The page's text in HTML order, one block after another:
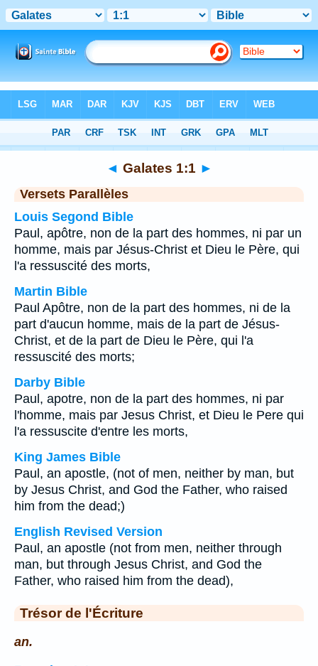
Chapitre 1> Verset 1
◄ Galates 1:1 ►
Versets Parallèles
Louis Segond Bible
Paul, apôtre, non de la part des hommes, ni par un
homme, mais par Jésus-Christ et Dieu le Père, qui
l'a ressuscité des morts,
Martin Bible
Paul Apôtre, non de la part des hommes, ni de la
part d'aucun homme, mais de la part de Jésus-
Christ, et de la part de Dieu le Père, qui l'a
ressuscité des morts;
Darby Bible
Paul, apotre, non de la part des hommes, ni par
l'homme, mais par Jesus Christ, et Dieu le Pere qui
l'a ressuscite d'entre les morts,
King James Bible
Paul, an apostle, (not of men, neither by man, but
by Jesus Christ, and God the Father, who raised
him from the dead;)
English Revised Version
Paul, an apostle (not from men, neither through
man, but through Jesus Christ, and God the
Father, who raised him from the dead),
Trésor de l'Écriture
an.